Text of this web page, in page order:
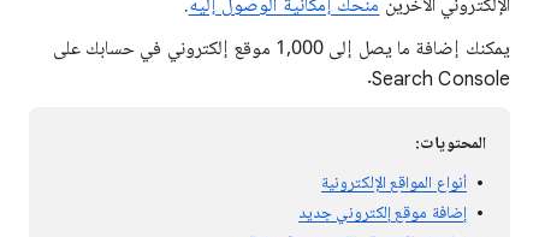
الإلكتروني الآخرين منحك إمكانية الوصول إليه.
يمكنك إضافة ما يصل إلى 1,000 موقع إلكتروني في حسابك على
Search Console.
المحتويات:
أنواع المواقع الإلكترونية
إضافة موقع إلكتروني جديد